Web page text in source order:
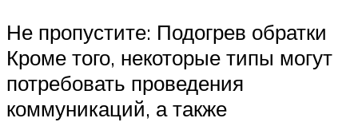
Не пропустите: Подогрев обратки
Кроме того, некоторые типы могут
потребовать проведения
коммуникаций, а также